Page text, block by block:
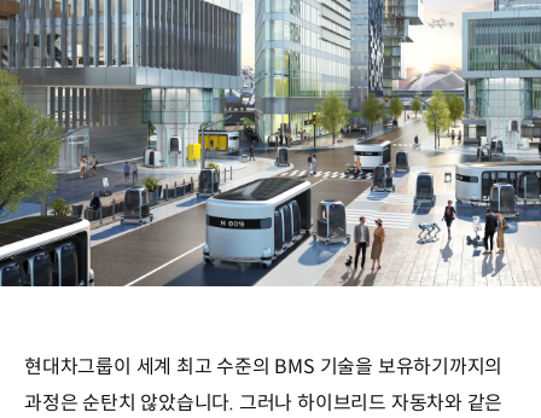
현대차그룹이 세계 최고 수준의 BMS 기술을 보유하기까지의
과정은 순탄치 않았습니다. 그러나 하이브리드 자동차와 같은